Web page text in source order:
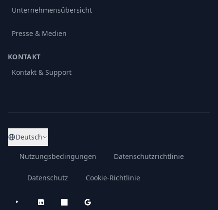
Unternehmensübersicht
Presse & Medien
KONTAKT
Kontakt & Support
Deutsch
Nutzungsbedingungen Datenschutzrichtlinie
Datenschutz Cookie-Richtlinie